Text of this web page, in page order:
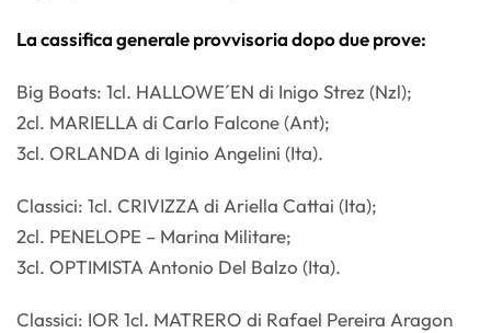
La cassifica generale provvisoria dopo due prove:
Big Boats: 1cl. HALLOWE´EN di Inigo Strez (Nzl);
2cl. MARIELLA di Carlo Falcone (Ant);
3cl. ORLANDA di Iginio Angelini (Ita).
Classici: 1cl. CRIVIZZA di Ariella Cattai (Ita);
2cl. PENELOPE – Marina Militare;
3cl. OPTIMISTA Antonio Del Balzo (Ita).
Classici: IOR 1cl. MATRERO di Rafael Pereira Aragon